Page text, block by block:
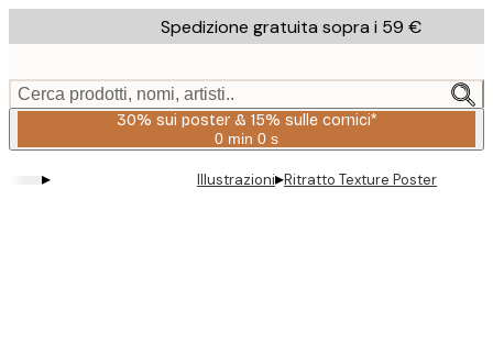
to
content.
Spedizione gratuita sopra i 59 €
Cerca prodotti, nomi, artisti..
30% sui poster & 15% sulle cornici*
0 min 0 s
Valido
a:
▸ Illustrazioni▸Ritratto Texture Poster